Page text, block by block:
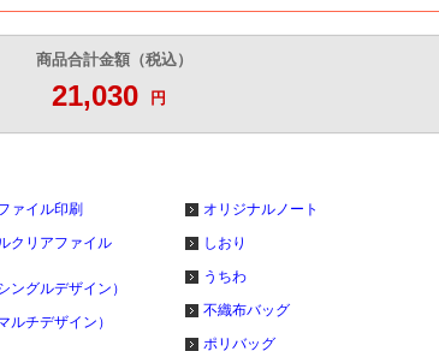
商品合計金額（税込）
21,030 円
ァイル印刷
クリアファイル
ングルデザイン）
ルチデザイン）
オリジナルノート
しおり
うちわ
不織布バッグ
ポリバッグ